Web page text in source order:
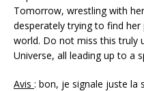
Tomorrow, wrestling with
desperately trying to find
world. Do not miss this truly
Universe, all leading up to a
Avis : bon, je signale juste la